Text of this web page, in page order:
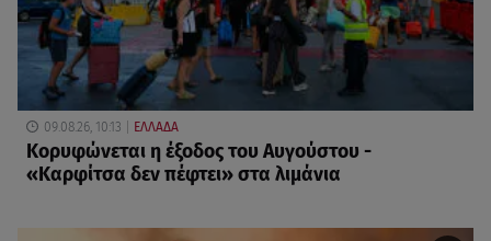
09.08.26, 10:13 ΕΛΛΑΔΑ
Κορυφώνεται η έξοδος του Αυγούστου -
«Καρφίτσα δεν πέφτει» στα λιμάνια